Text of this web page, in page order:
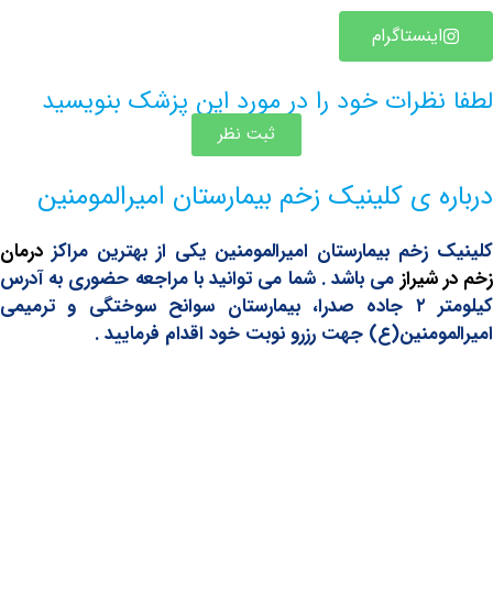
خود را در مورد این پزشک بنویسید
ثبت نظر
ی کلینیک زخم بیمارستان امیرالمومنین
بیمارستان امیرالمومنین یکی از بهترین مراکز درمان
می باشد . شما می توانید با مراجعه حضوری به آدرس
کیلومتر ۲ جاده صدرا، بیمارستان سوانح سوختگی و ترمیمی
جهت رزرو نوبت خود اقدام فرمایید .